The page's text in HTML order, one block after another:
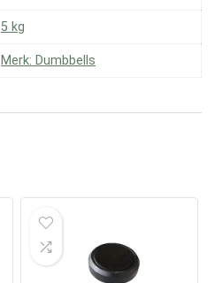
‎5 kg
Merk: Dumbbells